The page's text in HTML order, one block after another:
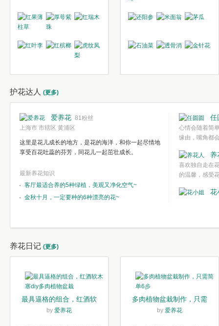
护花达人 (更多)
爱养花 81粉丝
上海市 市辖区 黄浦区
这里是花儿成长的地方，是花的海洋，和你一起尽情地
享受百花吐蕊的芬芳，同花儿一起茁壮成长。
最新养花知识
客厅最适合养的5种绿植，美观又净化空气~
金秋十月，一定要种的6种漂亮的花~
任
心情会随着简
缘由，嘴角都
都不需要想得
心境。
养
喜欢独自走在
的温馨，感受
花
养花日记 (更多)
最具逼格的组合，红酒软
木塞diy多肉植物盆栽
by 爱养花
多肉植物盆栽制作，只需
简单6步
by 爱养花